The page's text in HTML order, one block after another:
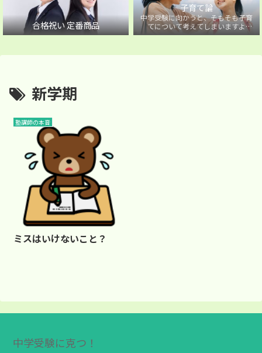
合格祝い 定番商品
子育て論
中学受験に向かうと、そもそも子育
てについて考えてしまいますよ
ね・・・。中学受験に向かうお子様
新学期
塾講師の本音
ミスはいけないこと？
中学受験に克つ！